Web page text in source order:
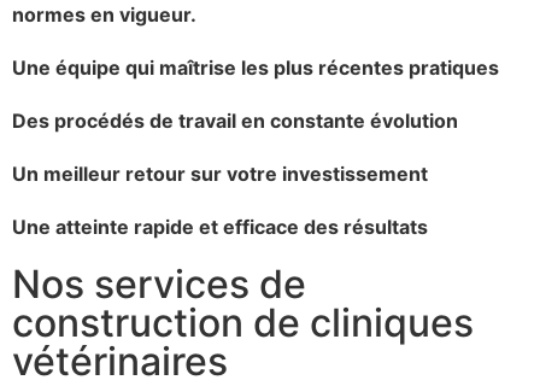
normes en vigueur.
Une équipe qui maîtrise les plus récentes pratiques
Des procédés de travail en constante évolution
Un meilleur retour sur votre investissement
Une atteinte rapide et efficace des résultats
Nos services de
construction de cliniques
vétérinaires